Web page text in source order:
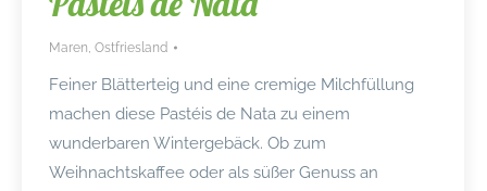
Maren, Ostfriesland
Feiner Blätterteig und eine cremige Milchfüllung
machen diese Pastéis de Nata zu einem
wunderbaren Wintergebäck. Ob zum
Weihnachtskaffee oder als süßer Genuss an